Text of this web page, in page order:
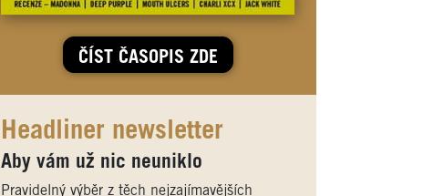
ČÍST ČASOPIS ZDE
Headliner newsletter
Aby vám už nic neuniklo
Pravidelný výběr z těch nejzajímavějších